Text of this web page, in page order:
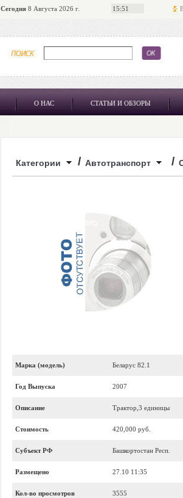
Сегодня8 Августа 2026 г. 15:51
О НАС СТАТЬИ И ОБЗОРЫ
Категории / Автотранспорт /
Марка (модель) Беларус 82.1
Год Выпуска 2007
Описание Трактор,3 единицы
Стоимость 420,000 руб.
Субъект РФ Башкортостан Респ.
Размещено 27.10 11:35
Кол-во просмотров 3555